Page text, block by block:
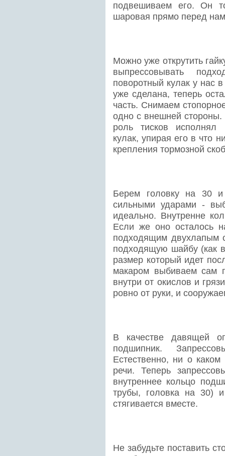
подвешиваем его. Он
шаровая прямо перед
Можно уже открутить
выпрессовывать
поворотный кулак у нас
уже сделана, теперь
часть. Снимаем
одно с внешней
роль тисков исполнял
кулак, упирая его в что
крепления тормозной
Берем головку на 30 и
сильными ударами -
идеально. Внутренне
Если же оно осталось
подходящим двухлапым
подходящую шайбу (как
размер который идет
макаром выбиваем сам
внутри от окислов и
ровно от руки, и
В качестве давящей
подшипник.
Естественно, ни о
речи. Теперь
внутреннее кольцо
трубы, головка на 30)
стягивается вместе.
Не забудьте поставить